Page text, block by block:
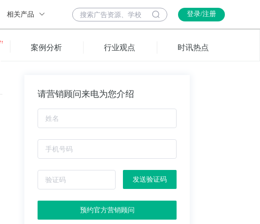
相关产品 登录/注册
案例分析 行业观点 时讯热点
请营销顾问来电为您介绍
发送验证码
预约官方营销顾问